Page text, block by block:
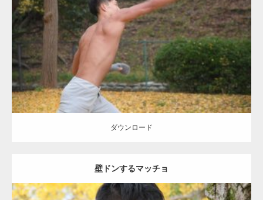
Update:2021.07.8
Category: 公園のマッチョ その他 AKIHITO(細マッチョ) 背中
ダウンロード
ダウンロード
壁ドンするマッチョ